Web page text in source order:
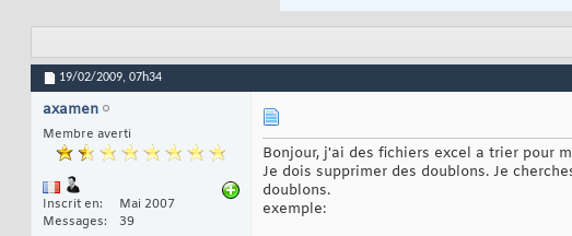
19/02/2009, 07h34
axamen
Membre averti
Inscrit en
Mai 2007
Messages
39
Bonjour, j'ai des fichiers excel a trier pour
Je dois supprimer des doublons. Je
doublons.
exemple: